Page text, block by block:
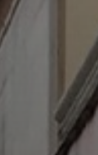
VÁROSHÁZA